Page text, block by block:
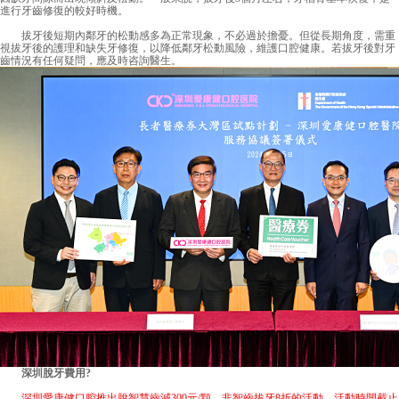
進行牙齒修復的較好時機。
拔牙後短期內鄰牙的松動感多為正常現象，不必過於擔憂。但從長期角度，需重
視拔牙後的護理和缺失牙修復，以降低鄰牙松動風險，維護口腔健康。若拔牙後對牙
齒情況有任何疑問，應及時咨詢醫生。
深圳脫牙費用?